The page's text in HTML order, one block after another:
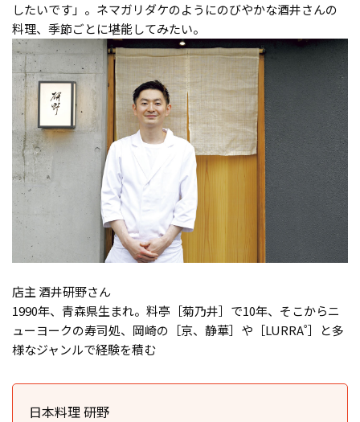
したいです」。ネマガリダケのようにのびやかな酒井さんの
料理、季節ごとに堪能してみたい。
店主 酒井研野さん
1990年、青森県生まれ。料亭［菊乃井］で10年、そこからニ
ューヨークの寿司処、岡崎の［京、静華］や［LURRA˚］と多
様なジャンルで経験を積む
日本料理 研野